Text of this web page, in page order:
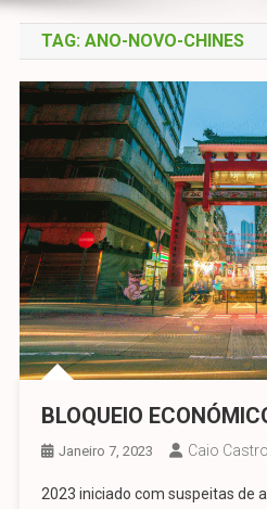
TAG: ANO-NOVO-CHINES
BLOQUEIO
Janeiro 7, 2023 Caio Castro
2023 iniciado com suspeitas de